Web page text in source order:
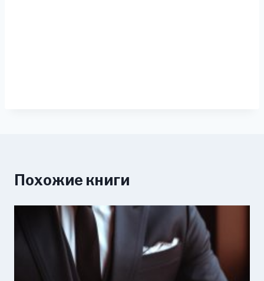
Похожие книги